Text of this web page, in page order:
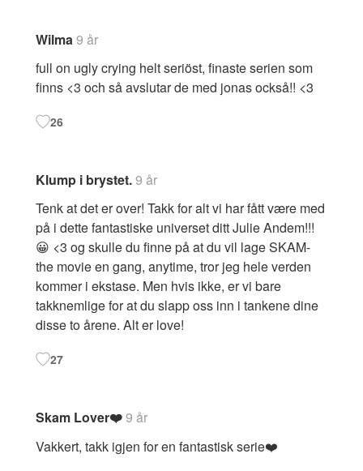
Wilma 9 år
full on ugly crying helt seriöst, finaste serien som
finns <3 och så avslutar de med jonas också!! <3
26
Klump i brystet.9 år
Tenk at det er over! Takk for alt vi har fått være med
på i dette fantastiske universet ditt Julie Andem!!!
😀 <3 og skulle du finne på at du vil lage SKAM-
the movie en gang, anytime, tror jeg hele verden
kommer i ekstase. Men hvis ikke, er vi bare
takknemlige for at du slapp oss inn i tankene dine
disse to årene. Alt er love!
27
Skam Lover❤️9 år
Vakkert, takk igjen for en fantastisk serie❤️